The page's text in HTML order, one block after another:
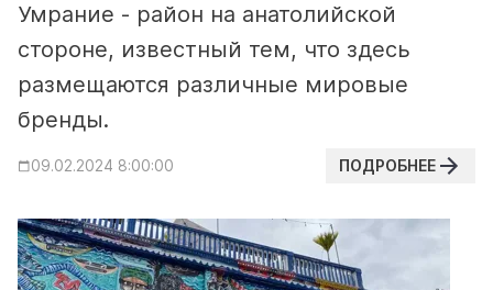
Умрание - район на анатолийской
стороне, известный тем, что здесь
размещаются различные мировые
бренды.
09.02.2024 8:00:00 ПОДРОБНЕЕ